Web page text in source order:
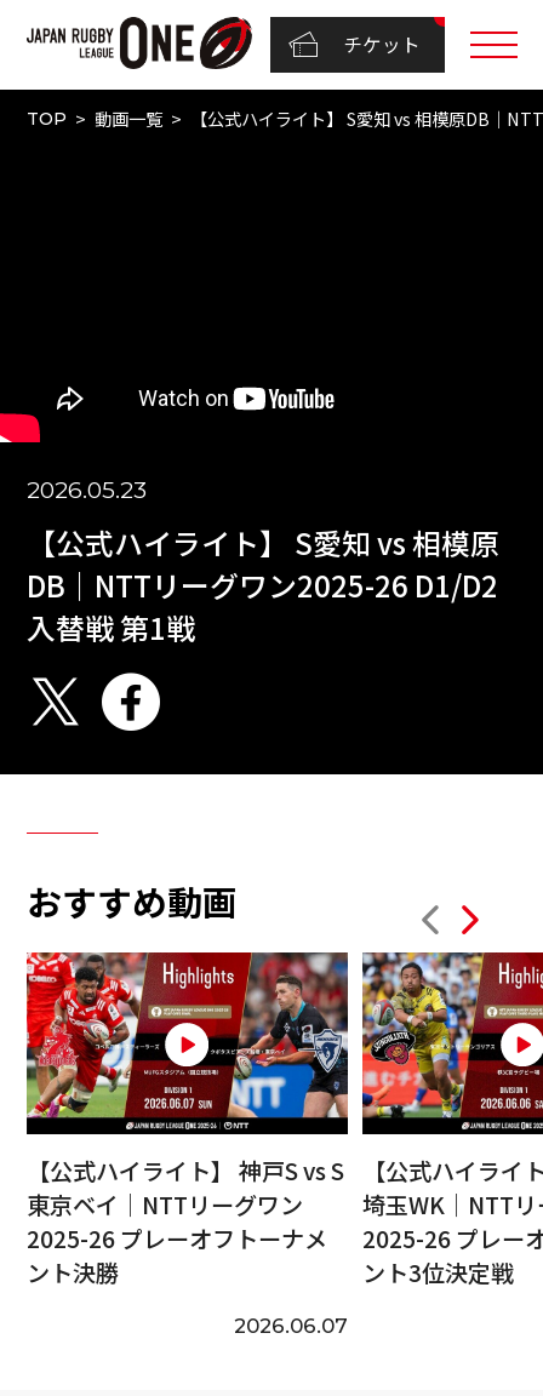
チケット
TOP 動画一覧 【公式ハイライト】 S愛知 vs 相模原DB｜
2026.05.23
【公式ハイライト】 S愛知 vs 相模原
DB｜NTTリーグワン2025-26 D1/D2
入替戦 第1戦
おすすめ動画
【公式ハイライト】 神戸S vs S
東京ベイ｜NTTリーグワン
2025-26 プレーオフトーナメ
ント決勝
2026.06.07
【公式ハイライ
埼玉WK｜NTT
2025-26 プレー
ント3位決定戦